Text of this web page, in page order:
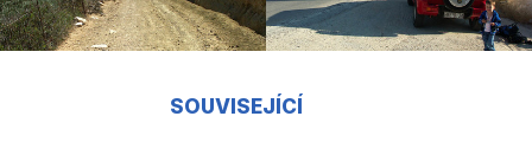
SOUVISEJÍCÍ